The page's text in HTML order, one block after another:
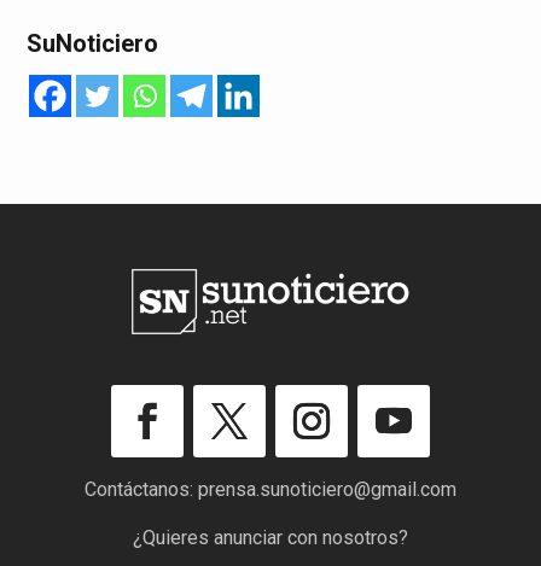
SuNoticiero
Contáctanos: prensa.sunoticiero@gmail.com
¿Quieres anunciar con nosotros?